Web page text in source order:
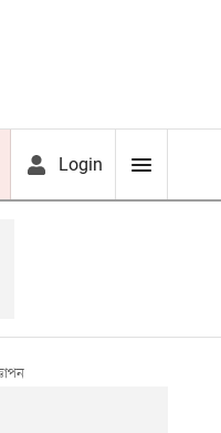
Login